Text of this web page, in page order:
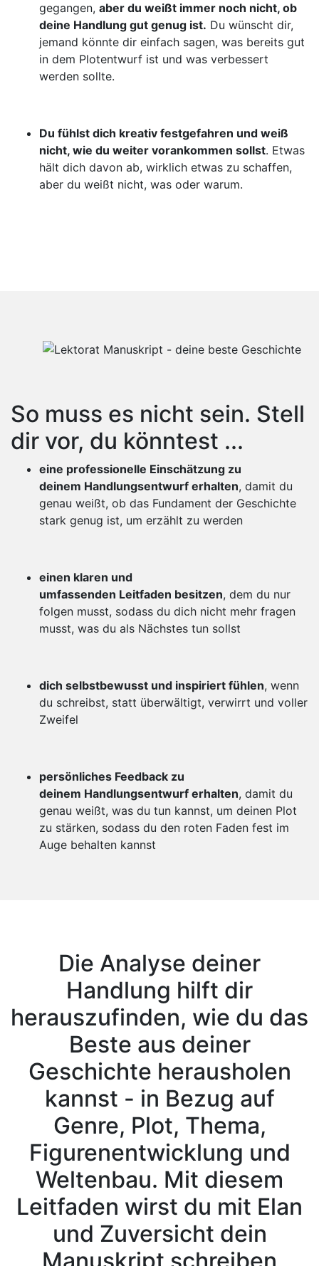
gegangen, aber du weißt immer noch nicht, ob
deine Handlung gut genug ist. Du wünscht dir,
jemand könnte dir einfach sagen, was bereits gut
in dem Plotentwurf ist und was verbessert
werden sollte.
Du fühlst dich kreativ festgefahren und weiß
nicht, wie du weiter vorankommen sollst. Etwas
hält dich davon ab, wirklich etwas zu schaffen,
aber du weißt nicht, was oder warum.
So muss es nicht sein. Stell
dir vor, du könntest ...
eine professionelle Einschätzung zu
deinem Handlungsentwurf erhalten, damit du
genau weißt, ob das Fundament der Geschichte
stark genug ist, um erzählt zu werden
einen klaren und
umfassenden Leitfaden besitzen, dem du nur
folgen musst, sodass du dich nicht mehr fragen
musst, was du als Nächstes tun sollst
dich selbstbewusst und inspiriert fühlen, wenn
du schreibst, statt überwältigt, verwirrt und voller
Zweifel
persönliches Feedback zu
deinem Handlungsentwurf erhalten, damit du
genau weißt, was du tun kannst, um deinen Plot
zu stärken, sodass du den roten Faden fest im
Auge behalten kannst
Die Analyse deiner
Handlung hilft dir
herauszufinden, wie du das
Beste aus deiner
Geschichte herausholen
kannst - in Bezug auf
Genre, Plot, Thema,
Figurenentwicklung und
Weltenbau. Mit diesem
Leitfaden wirst du mit Elan
und Zuversicht dein